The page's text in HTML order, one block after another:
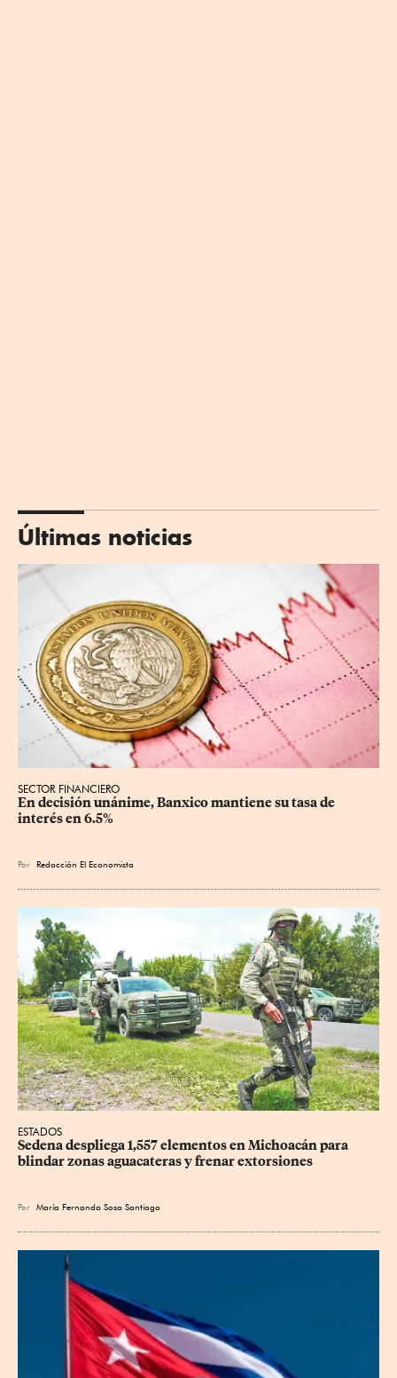
Últimas noticias
SECTOR FINANCIERO
En decisión unánime, Banxico mantiene su tasa de
interés en 6.5%
Por Redacción El Economista
ESTADOS
Sedena despliega 1,557 elementos en Michoacán para
blindar zonas aguacateras y frenar extorsiones
Por María Fernanda Sosa Santiago